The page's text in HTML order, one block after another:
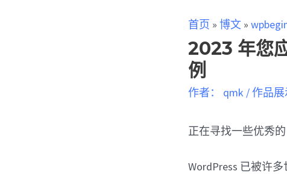
首页 »博文 »
2023 年您
例
作者： qmk /作品展
正在寻找一些优秀的
WordPress 已被许